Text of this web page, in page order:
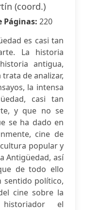
(coord.)
Páginas: 220
es casi tan
La historia
antigua,
de analizar,
la intensa
casi tan
y que no se
se ha dado en
cine de
popular y
Antigüedad, así
de todo ello
sentido político,
cine sobre la
el